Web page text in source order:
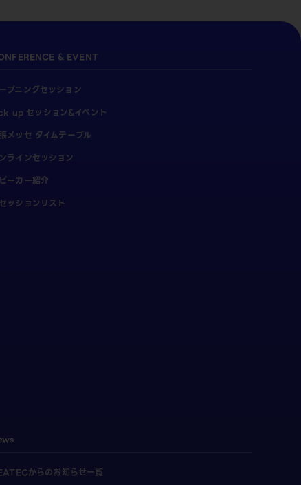
& EVENT
プニングセッション
up セッション&イベント
メッセ タイムテーブル
ラインセッション
ーカー紹介
ッションリスト
からのお知らせ一覧